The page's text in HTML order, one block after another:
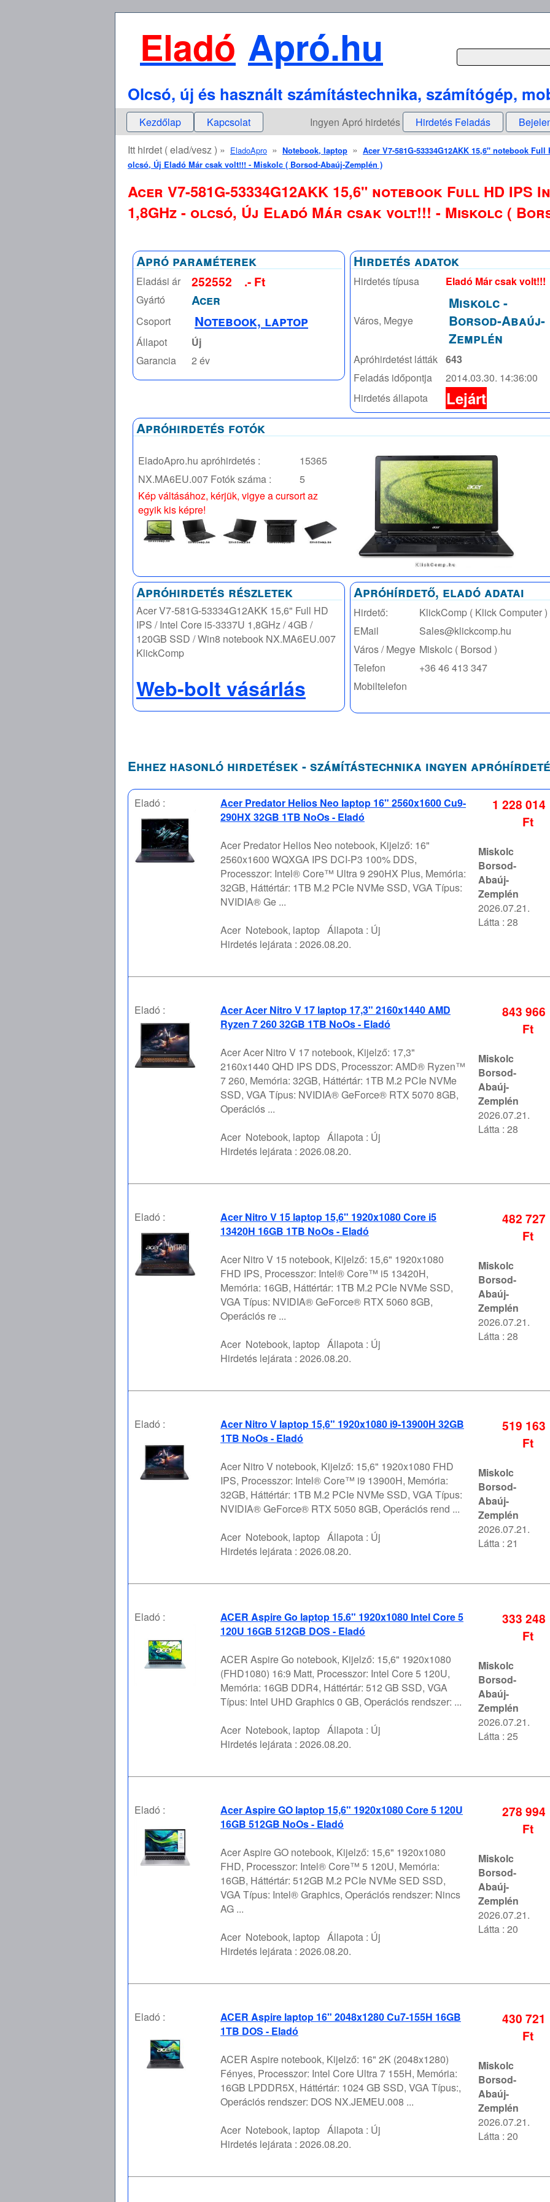
Eladó Apró.hu
Olcsó, új és használt számítástechnika, számítógép,
Kezdőlap Kapcsolat Ingyen Apró hirdetés Hirdetés Feladás
Itt hirdet ( elad/vesz ) » EladoApro » Notebook, laptop » Acer V7-581G-53334G12AKK 15,6" notebook Full
olcsó, Új Eladó Már csak volt!!! - Miskolc ( Borsod-Abaúj-Zemplén )
Acer V7-581G-53334G12AKK 15,6" notebook Full HD IPS
1,8GHz - olcsó, Új Eladó Már csak volt!!! - Miskolc (
Apró paraméterek
Eladási ár 252552 .- Ft
Gyártó Acer
Csoport Notebook, laptop
Állapot
Új
Garancia
2 év
Hirdetés adatok
Hirdetés típusa Eladó Már csak volt!!!
Város, Megye
Miskolc -
Borsod-Abaúj-
Zemplén
Apróhirdetést látták 643
Feladás időpontja
2014.03.30. 14:36:00
Hirdetés állapota
Lejárt
Apróhirdetés fotók
EladoApro.hu apróhirdetés :
15365
NX.MA6EU.007 Fotók száma :
5
Kép váltásához, kérjük, vigye a cursort az
egyik kis képre!
Apróhirdetés részletek
Acer V7-581G-53334G12AKK 15,6" Full HD
IPS / Intel Core i5-3337U 1,8GHz / 4GB /
120GB SSD / Win8 notebook NX.MA6EU.007
KlickComp
Web-bolt vásárlás
Apróhírdető, eladó adatai
Hirdető:
KlickComp ( Klick Computer )
EMail
Sales@klickcomp.hu
Város / Megye Miskolc ( Borsod )
Telefon
+36 46 413 347
Mobiltelefon
Ehhez hasonló hirdetések - számítástechnika ingyen
Eladó :
Acer Predator Helios Neo laptop 16" 2560x1600 Cu9-
290HX 32GB 1TB NoOs - Eladó
Acer Predator Helios Neo notebook, Kijelző: 16"
2560x1600 WQXGA IPS DCI-P3 100% DDS,
Processzor: Intel® Core™ Ultra 9 290HX Plus, Memória:
32GB, Háttértár: 1TB M.2 PCIe NVMe SSD, VGA Típus:
NVIDIA® Ge ...
Acer Notebook, laptop Állapota : Új
Hirdetés lejárata : 2026.08.20.
1 228 014
Ft
Miskolc
Borsod-
Abaúj-
Zemplén
2026.07.21.
Látta : 28
Eladó :
Acer Acer Nitro V 17 laptop 17,3" 2160x1440 AMD
Ryzen 7 260 32GB 1TB NoOs - Eladó
Acer Acer Nitro V 17 notebook, Kijelző: 17,3"
2160x1440 QHD IPS DDS, Processzor: AMD® Ryzen™
7 260, Memória: 32GB, Háttértár: 1TB M.2 PCIe NVMe
SSD, VGA Típus: NVIDIA® GeForce® RTX 5070 8GB,
Operációs ...
Acer Notebook, laptop Állapota : Új
Hirdetés lejárata : 2026.08.20.
843 966
Ft
Miskolc
Borsod-
Abaúj-
Zemplén
2026.07.21.
Látta : 28
Eladó :
Acer Nitro V 15 laptop 15,6" 1920x1080 Core i5
13420H 16GB 1TB NoOs - Eladó
Acer Nitro V 15 notebook, Kijelző: 15,6" 1920x1080
FHD IPS, Processzor: Intel® Core™ i5 13420H,
Memória: 16GB, Háttértár: 1TB M.2 PCIe NVMe SSD,
VGA Típus: NVIDIA® GeForce® RTX 5060 8GB,
Operációs re ...
Acer Notebook, laptop Állapota : Új
Hirdetés lejárata : 2026.08.20.
482 727
Ft
Miskolc
Borsod-
Abaúj-
Zemplén
2026.07.21.
Látta : 28
Eladó :
Acer Nitro V laptop 15,6" 1920x1080 i9-13900H 32GB
1TB NoOs - Eladó
Acer Nitro V notebook, Kijelző: 15,6" 1920x1080 FHD
IPS, Processzor: Intel® Core™ i9 13900H, Memória:
32GB, Háttértár: 1TB M.2 PCIe NVMe SSD, VGA Típus:
NVIDIA® GeForce® RTX 5050 8GB, Operációs rend ...
Acer Notebook, laptop Állapota : Új
Hirdetés lejárata : 2026.08.20.
519 163
Ft
Miskolc
Borsod-
Abaúj-
Zemplén
2026.07.21.
Látta : 21
Eladó :
ACER Aspire Go laptop 15.6" 1920x1080 Intel Core 5
120U 16GB 512GB DOS - Eladó
ACER Aspire Go notebook, Kijelző: 15,6" 1920x1080
(FHD1080) 16:9 Matt, Processzor: Intel Core 5 120U,
Memória: 16GB DDR4, Háttértár: 512 GB SSD, VGA
Típus: Intel UHD Graphics 0 GB, Operációs rendszer: ...
Acer Notebook, laptop Állapota : Új
Hirdetés lejárata : 2026.08.20.
333 248
Ft
Miskolc
Borsod-
Abaúj-
Zemplén
2026.07.21.
Látta : 25
Eladó :
Acer Aspire GO laptop 15,6" 1920x1080 Core 5 120U
16GB 512GB NoOs - Eladó
Acer Aspire GO notebook, Kijelző: 15,6" 1920x1080
FHD, Processzor: Intel® Core™ 5 120U, Memória:
16GB, Háttértár: 512GB M.2 PCIe NVMe SED SSD,
VGA Típus: Intel® Graphics, Operációs rendszer: Nincs
AG ...
Acer Notebook, laptop Állapota : Új
Hirdetés lejárata : 2026.08.20.
278 994
Ft
Miskolc
Borsod-
Abaúj-
Zemplén
2026.07.21.
Látta : 20
Eladó :
ACER Aspire laptop 16" 2048x1280 Cu7-155H 16GB
1TB DOS - Eladó
ACER Aspire notebook, Kijelző: 16" 2K (2048x1280)
Fényes, Processzor: Intel Core Ultra 7 155H, Memória:
16GB LPDDR5X, Háttértár: 1024 GB SSD, VGA Típus:,
Operációs rendszer: DOS NX.JEMEU.008 ...
Acer Notebook, laptop Állapota : Új
Hirdetés lejárata : 2026.08.20.
430 721
Ft
Miskolc
Borsod-
Abaúj-
Zemplén
2026.07.21.
Látta : 20